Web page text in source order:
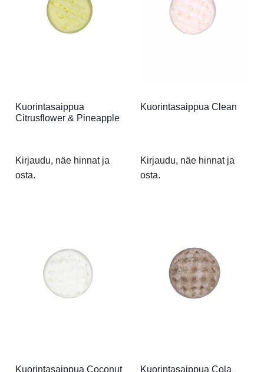
Kuorintasaippua
Citrusflower & Pineapple
Kirjaudu, näe hinnat ja
osta.
Kuorintasaippua Clean
Kirjaudu, näe hinnat ja
osta.
Kuorintasaippua Coconut Kuorintasaippua Cola